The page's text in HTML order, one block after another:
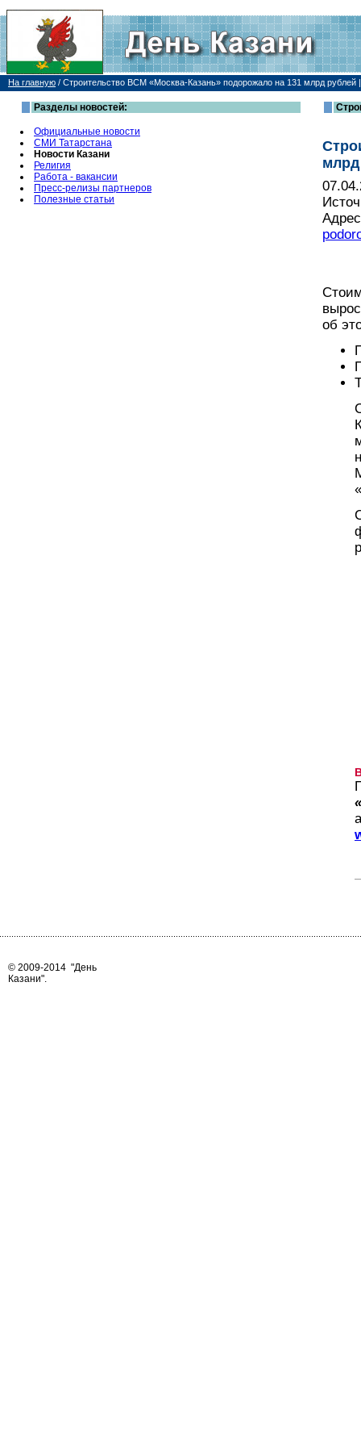
На главную / Строительство ВСМ «Москва-Казань» подорожало на 131 млрд рублей
Разделы новостей:
Официальные новости
СМИ Татарстана
Новости Казани
Религия
Работа - вакансии
Пресс-релизы партнеров
Полезные статьи
об
«
© 2009-2014 "День
Казани".